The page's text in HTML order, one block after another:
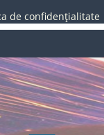
de confidențialitate